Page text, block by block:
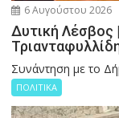
6 Αυγούστου 2026
Δυτική Λέσβος
Συνάντηση με το
ΠΟΛΙΤΙΚΑ